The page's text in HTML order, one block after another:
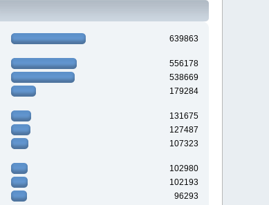
639863
556178
538669
179284
131675
127487
107323
102980
102193
96293